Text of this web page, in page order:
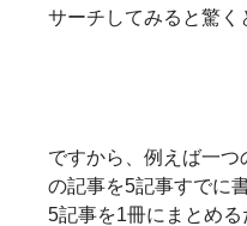
サーチしてみると驚く
ですから、例えば一
の記事を5記事すでに
5記事を1冊にまとめ